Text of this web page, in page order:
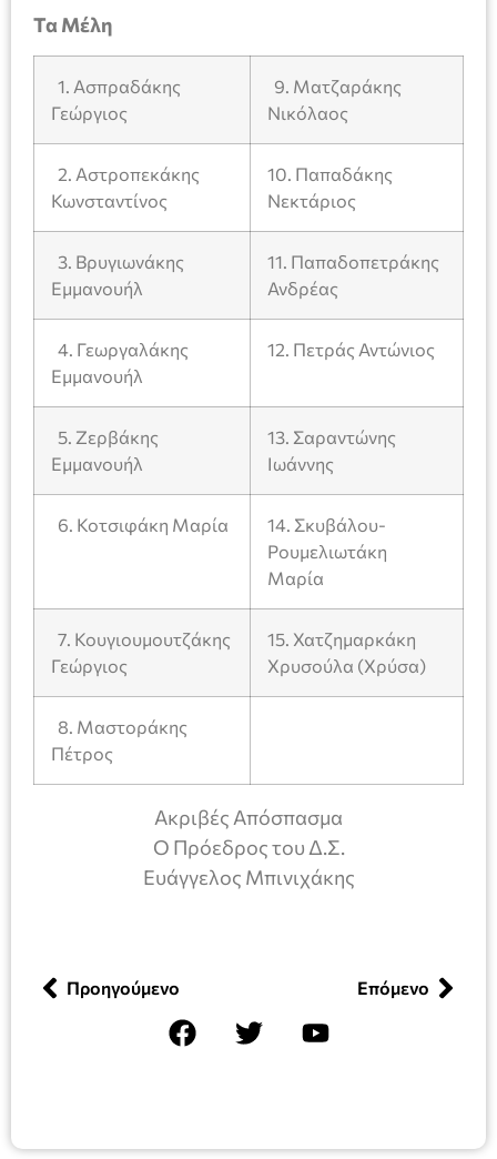
Τα Μέλη
1. Ασπραδάκης
Γεώργιος
9. Ματζαράκης
Νικόλαος
2. Αστροπεκάκης
Κωνσταντίνος
10. Παπαδάκης
Νεκτάριος
3. Βρυγιωνάκης
Εμμανουήλ
11. Παπαδοπετράκης
Ανδρέας
4. Γεωργαλάκης
Εμμανουήλ
12. Πετράς Αντώνιος
5. Ζερβάκης
Εμμανουήλ
13. Σαραντώνης
Ιωάννης
6. Κοτσιφάκη Μαρία
14. Σκυβάλου-
Ρουμελιωτάκη
Μαρία
7. Κουγιουμουτζάκης
Γεώργιος
15. Χατζημαρκάκη
Χρυσούλα (Χρύσα)
8. Μαστοράκης
Πέτρος
Ακριβές Απόσπασμα
Ο Πρόεδρος του Δ.Σ.
Ευάγγελος Μπινιχάκης
Προηγούμενο Επόμενο